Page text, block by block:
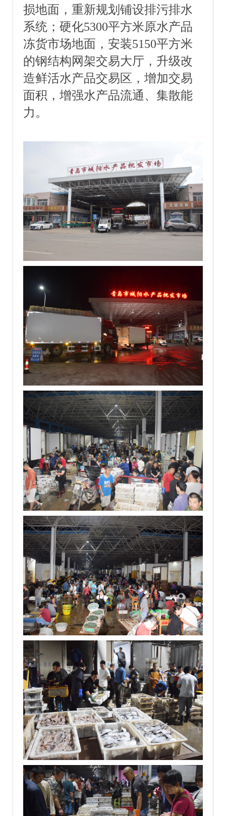
损地面，重新规划铺设排污排水
系统；硬化5300平方米原水产品
冻货市场地面，安装5150平方米
的钢结构网架交易大厅，升级改
造鲜活水产品交易区，增加交易
面积，增强水产品流通、集散能
力。